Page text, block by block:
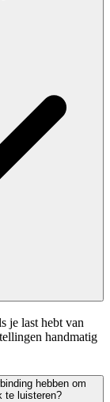
je last hebt van
handmatig
hebben om
te luisteren?